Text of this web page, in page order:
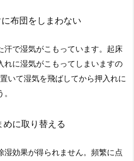
布団をしまわない
汗で湿気がこもっています。起床
れに湿気がこもってしまいますの
いて湿気を飛ばしてから押入れに
に取り替える
湿効果が得られません。頻繁に点